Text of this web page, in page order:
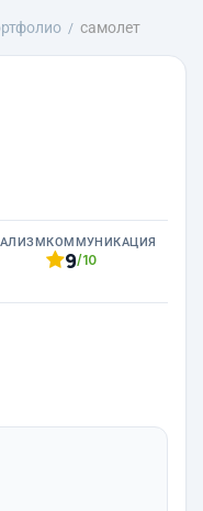
самолет
КОММУНИКАЦИЯ
9/10